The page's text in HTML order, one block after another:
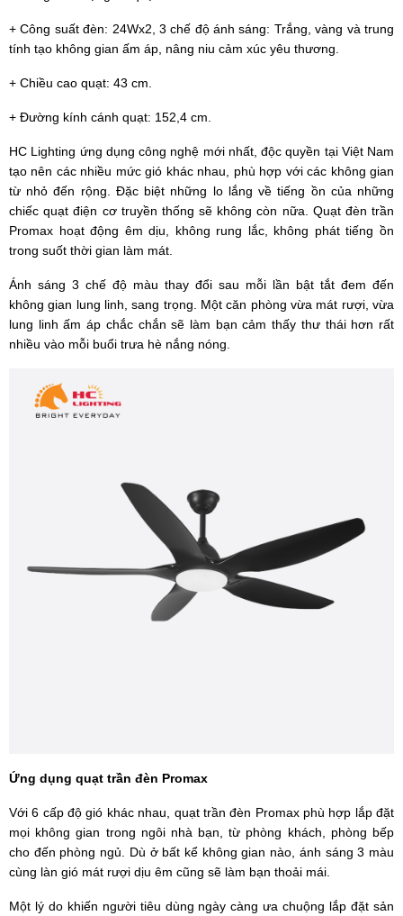
+ Công suất đèn: 24Wx2, 3 chế độ ánh sáng: Trắng, vàng và trung
tính tạo không gian ấm áp, nâng niu cảm xúc yêu thương.
+ Chiều cao quạt: 43 cm.
+ Đường kính cánh quạt: 152,4 cm.
HC Lighting ứng dụng công nghệ mới nhất, độc quyền tại Việt Nam
tạo nên các nhiều mức gió khác nhau, phù hợp với các không gian
từ nhỏ đến rộng. Đặc biệt những lo lắng về tiếng ồn của những
chiếc quạt điện cơ truyền thống sẽ không còn nữa. Quạt đèn trần
Promax hoạt động êm dịu, không rung lắc, không phát tiếng ồn
trong suốt thời gian làm mát.
Ánh sáng 3 chế độ màu thay đổi sau mỗi lần bật tắt đem đến
không gian lung linh, sang trọng. Một căn phòng vừa mát rượi, vừa
lung linh ấm áp chắc chắn sẽ làm bạn cảm thấy thư thái hơn rất
nhiều vào mỗi buổi trưa hè nắng nóng.
Ứng dụng quạt trần đèn Promax
Với 6 cấp độ gió khác nhau, quạt trần đèn Promax phù hợp lắp đặt
mọi không gian trong ngôi nhà bạn, từ phòng khách, phòng bếp
cho đến phòng ngủ. Dù ở bất kể không gian nào, ánh sáng 3 màu
cùng làn gió mát rượi dịu êm cũng sẽ làm bạn thoải mái.
Một lý do khiến người tiêu dùng ngày càng ưa chuộng lắp đặt sản